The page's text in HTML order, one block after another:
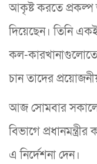
আকৃষ্ট করতে প্রকল্প
দিয়েছেন। তিনি
কল-
চান তাদের
আজ সোমবার সকালে
বিভাগে
এ নির্দেশনা দেন।